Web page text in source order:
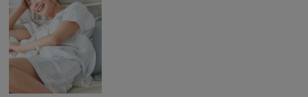
を
見
る